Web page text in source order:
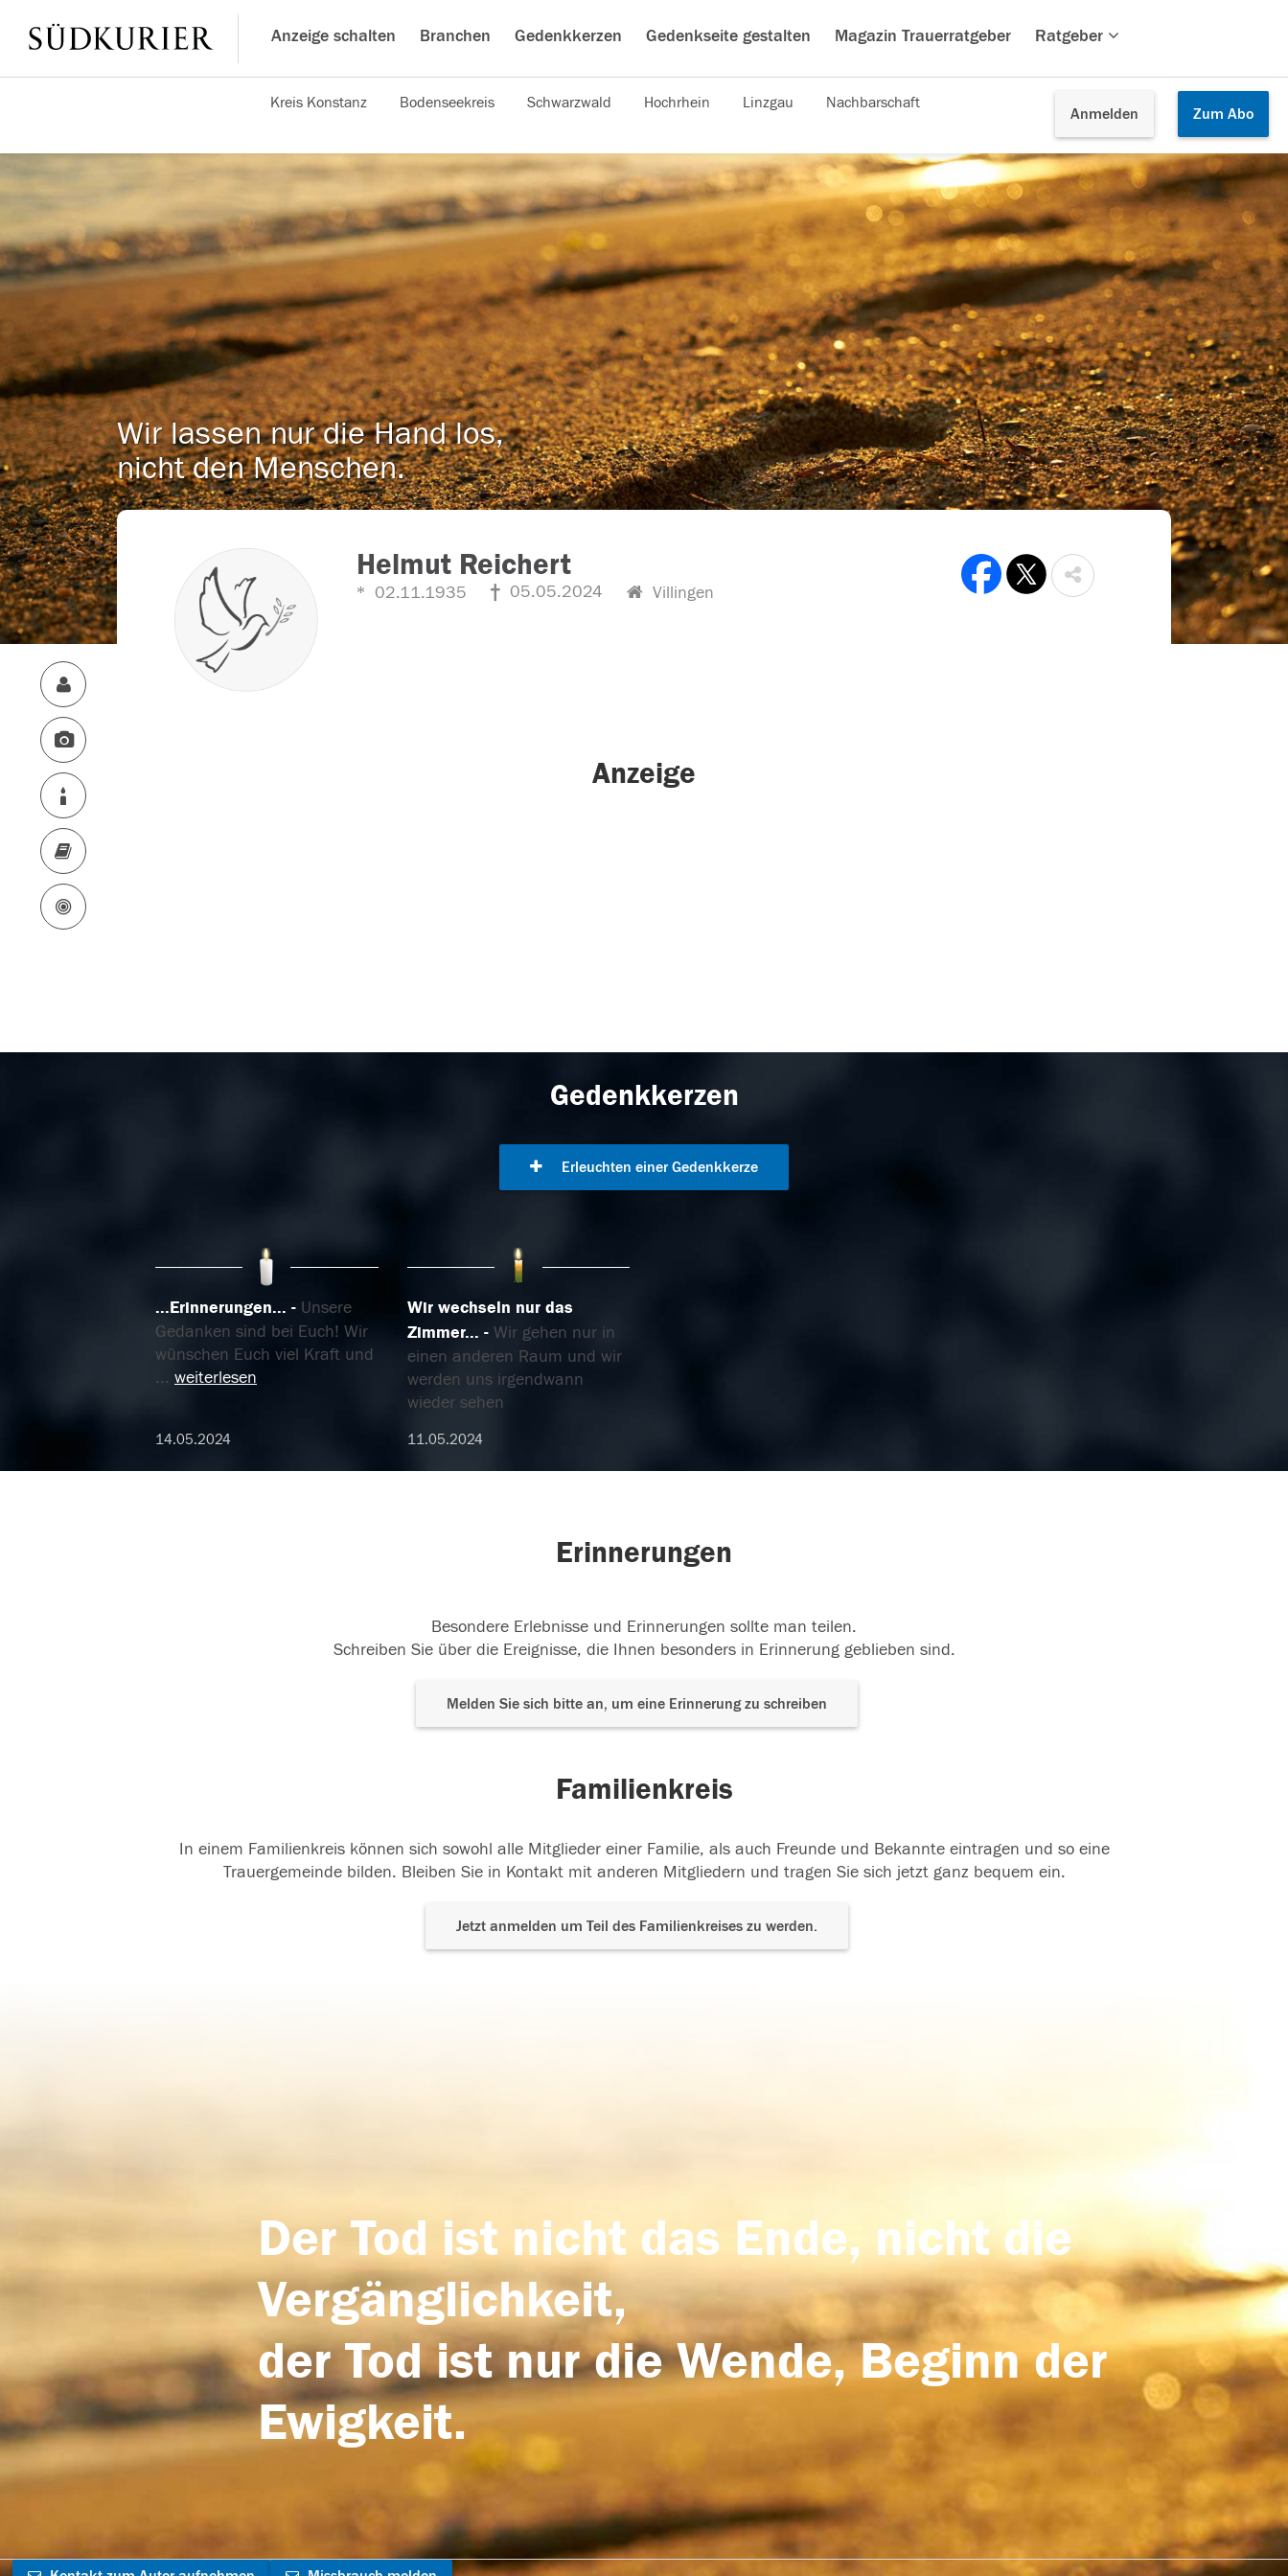
Anzeige schalten Branchen Gedenkkerzen Gedenkseite gestalten Magazin Trauerratgeber Ratgeber
Anmelden Zum Abo
Kreis Konstanz Bodenseekreis Schwarzwald Hochrhein Linzgau Nachbarschaft
Wir lassen nur die Hand los,
nicht den Menschen.
Helmut Reichert
02.11.1935 05.05.2024 Villingen
Anzeige
Gedenkkerzen
Erleuchten einer Gedenkkerze
...Erinnerungen...
Unsere
Gedanken sind bei Euch! Wir
wünschen Euch viel Kraft und
... weiterlesen
14.05.2024
Wir wechseln nur das
Zimmer...
Wir gehen nur in
einen anderen Raum und wir
werden uns irgendwann
wieder sehen
11.05.2024
Erinnerungen
Besondere Erlebnisse und Erinnerungen sollte man teilen.
Schreiben Sie über die Ereignisse, die Ihnen besonders in Erinnerung geblieben sind.
Melden Sie sich bitte an, um eine Erinnerung zu schreiben
Familienkreis
In einem Familienkreis können sich sowohl alle Mitglieder einer Familie, als auch Freunde und Bekannte eintragen und so eine
Trauergemeinde bilden. Bleiben Sie in Kontakt mit anderen Mitgliedern und tragen Sie sich jetzt ganz bequem ein.
Jetzt anmelden um Teil des Familienkreises zu werden.
Der Tod ist nicht das Ende, nicht die
Vergänglichkeit,
der Tod ist nur die Wende, Beginn der
Ewigkeit.